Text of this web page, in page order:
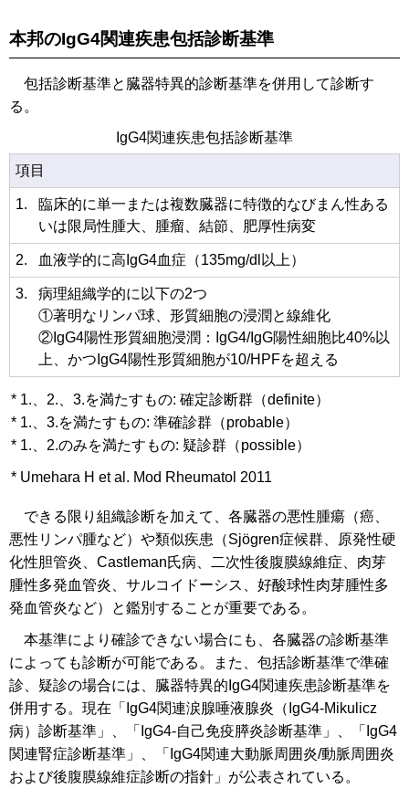
本邦のIgG4関連疾患包括診断基準
包括診断基準と臓器特異的診断基準を併用して診断す
る。
IgG4関連疾患包括診断基準
項目
1.
臨床的に単一または複数臓器に特徴的なびまん性ある
いは限局性腫大、腫瘤、結節、肥厚性病変
2. 血液学的に高IgG4血症（135mg/dl以上）
3.
病理組織学的に以下の2つ
①著明なリンパ球、形質細胞の浸潤と線維化
②IgG4陽性形質細胞浸潤：IgG4/IgG陽性細胞比40%以
上、かつIgG4陽性形質細胞が10/HPFを超える
* 1.、2.、3.を満たすもの: 確定診断群（definite）
* 1.、3.を満たすもの: 準確診群（probable）
* 1.、2.のみを満たすもの: 疑診群（possible）
* Umehara H et al. Mod Rheumatol 2011
できる限り組織診断を加えて、各臓器の悪性腫瘍（癌、
悪性リンパ腫など）や類似疾患（Sjögren症候群、原発性硬
化性胆管炎、Castleman氏病、二次性後腹膜線維症、肉芽
腫性多発血管炎、サルコイドーシス、好酸球性肉芽腫性多
発血管炎など）と鑑別することが重要である。
本基準により確診できない場合にも、各臓器の診断基準
によっても診断が可能である。また、包括診断基準で準確
診、疑診の場合には、臓器特異的IgG4関連疾患診断基準を
併用する。現在「IgG4関連涙腺唾液腺炎（IgG4-Mikulicz
病）診断基準」、「IgG4-自己免疫膵炎診断基準」、「IgG4
関連腎症診断基準」、「IgG4関連大動脈周囲炎/動脈周囲炎
および後腹膜線維症診断の指針」が公表されている。